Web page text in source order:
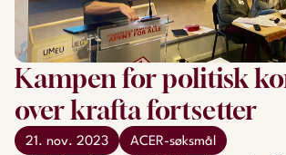
Kampen for politisk
over krafta fortsetter
21. nov. 2023 ACER-søksmål